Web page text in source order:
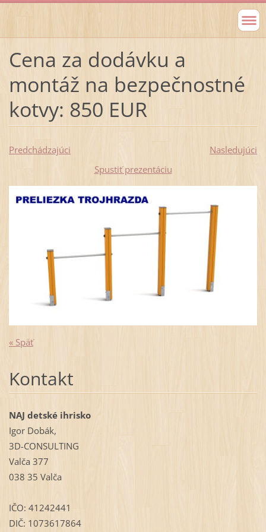
Cena za dodávku a
montáž na bezpečnostné
kotvy: 850 EUR
Predchádzajúci
Nasledujúci
Spustiť prezentáciu
« Späť
Kontakt
NAJ detské ihrisko
Igor Dobák,
3D-CONSULTING
Valča 377
038 35 Valča
IČO: 41242441
DIČ: 1073617864